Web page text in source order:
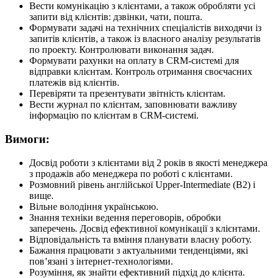
Вести комунікацію з клієнтами, а також обробляти усі
запити від клієнтів: дзвінки, чати, пошта.
Формувати задачі на технічних спеціалістів виходячи із
запитів клієнтів, а також із власного аналізу результатів
по проекту. Контролювати виконання задач.
Формувати рахунки на оплату в CRM-системі для
відправки клієнтам. Контроль отримання своєчасних
платежів від клієнтів.
Перевіряти та презентувати звітність клієнтам.
Вести журнал по клієнтам, заповнювати важливу
інформацію по клієнтам в СRM-системі.
Вимоги:
Досвід роботи з клієнтами від 2 років в якості менеджера
з продажів або менеджера по роботі с клієнтами.
Розмовний рівень англійської Upper-Intermediate (B2) і
вище.
Вільне володіння українською.
Знання техніки ведення переговорів, обробки
заперечень. Досвід ефективної комунікації з клієнтами.
Відповідальність та вміння планувати власну роботу.
Бажання працювати з актуальними тенденціями, які
пов’язані з інтернет-технологіями.
Розуміння, як знайти ефективний підхід до клієнта.